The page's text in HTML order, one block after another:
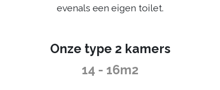
evenals een eigen toilet.
Onze type 2 kamers
14 - 16m2